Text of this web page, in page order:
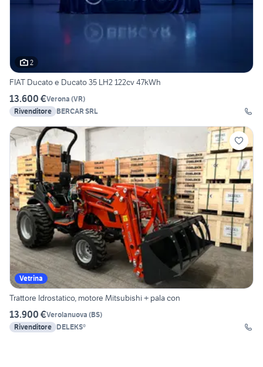
2
FIAT Ducato e Ducato 35 LH2 122cv 47kWh
13.600 €Verona (VR)
Rivenditore BERCAR SRL
Vetrina
Trattore Idrostatico, motore Mitsubishi + pala con
13.900 €Verolanuova (BS)
Rivenditore DELEKS®